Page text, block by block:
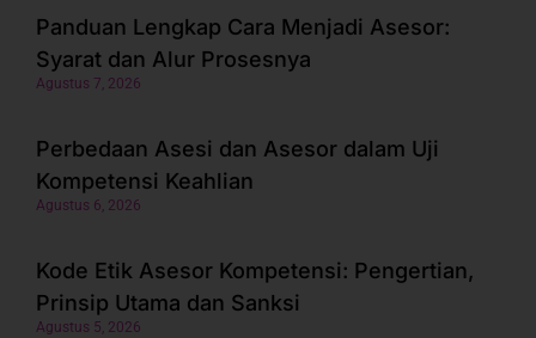
Panduan Lengkap Cara Menjadi Asesor:
Syarat dan Alur Prosesnya
Agustus 7, 2026
Perbedaan Asesi dan Asesor dalam Uji
Kompetensi Keahlian
Agustus 6, 2026
Kode Etik Asesor Kompetensi: Pengertian,
Prinsip Utama dan Sanksi
Agustus 5, 2026